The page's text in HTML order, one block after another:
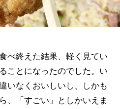
べ終えた結果、軽く見てい
ことになったのでした。い
いなくおいしいし、しかも
、「すごい」としかいえま